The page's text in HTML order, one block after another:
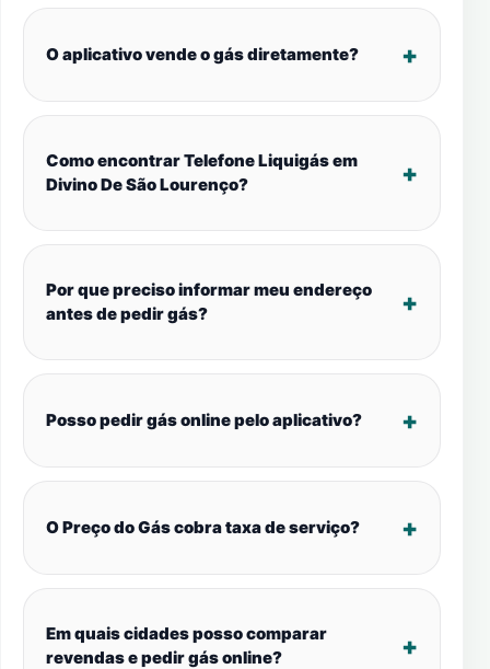
O aplicativo vende o gás diretamente?
Como encontrar Telefone Liquigás em
Divino De São Lourenço?
Por que preciso informar meu endereço
antes de pedir gás?
Posso pedir gás online pelo aplicativo?
O Preço do Gás cobra taxa de serviço?
Em quais cidades posso comparar
revendas e pedir gás online?